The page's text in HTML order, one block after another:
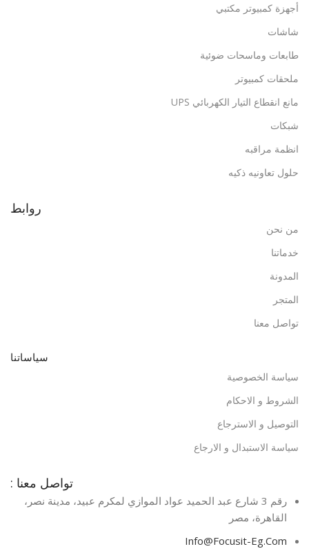
أجهزة كمبيوتر مكتبي
شاشات
طابعات وماسحات ضوئية
ملحقات كمبيوتر
مانع انقطاع التيار الكهربائي UPS
شبكات
انظمة مراقبه
حلول تعاونيه ذكيه
روابط
من نحن
خدماتنا
المدونة
المتجر
تواصل معنا
سياساتنا
سياسة الخصوصية
الشروط و الاحكام
التوصيل و الاسترجاع
سياسة الاستبدال و الارجاع
تواصل معنا :
رقم 3 شارع عبد الحميد عواد الموازي لمكرم عبيد، مدينة نصر،
القاهرة، مصر​
Info@Focusit-Eg.Com